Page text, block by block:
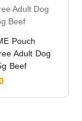
Pouch
Adult Dog
Beef